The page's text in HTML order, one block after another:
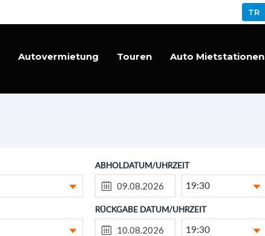
TR
Autovermietung Touren Auto Mietstationen
ABHOLDATUM/UHRZEIT
19:30
RÜCKGABE DATUM/UHRZEIT
19:30